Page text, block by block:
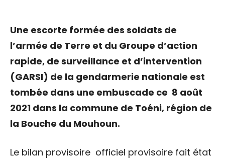
Une escorte formée des soldats de
l’armée de Terre et du Groupe d’action
rapide, de surveillance et d’intervention
(GARSI) de la gendarmerie nationale est
tombée dans une embuscade ce 8 août
2021 dans la commune de Toéni, région de
la Bouche du Mouhoun.
Le bilan provisoire officiel provisoire fait état